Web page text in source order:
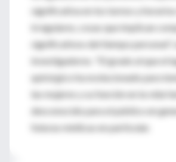
significativa en los turnos y
irregulares, cosas que implican
significativos del tiempo personal",
investigadores. "El grado al que el
quirúrgico ha evolucionado para
las mujeres y su función en la vida
desconocido para el público en
futuras médicas en particular.